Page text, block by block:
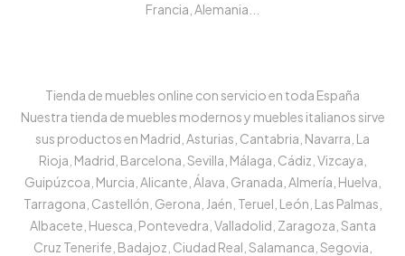
Francia, Alemania...
Tienda de muebles online con servicio en toda España
Nuestra tienda de muebles modernos y muebles italianos sirve
sus productos en Madrid, Asturias, Cantabria, Navarra, La
Rioja, Madrid, Barcelona, Sevilla, Málaga, Cádiz, Vizcaya,
Guipúzcoa, Murcia, Alicante, Álava, Granada, Almería, Huelva,
Tarragona, Castellón, Gerona, Jaén, Teruel, León, Las Palmas,
Albacete, Huesca, Pontevedra, Valladolid, Zaragoza, Santa
Cruz Tenerife, Badajoz, Ciudad Real, Salamanca, Segovia,